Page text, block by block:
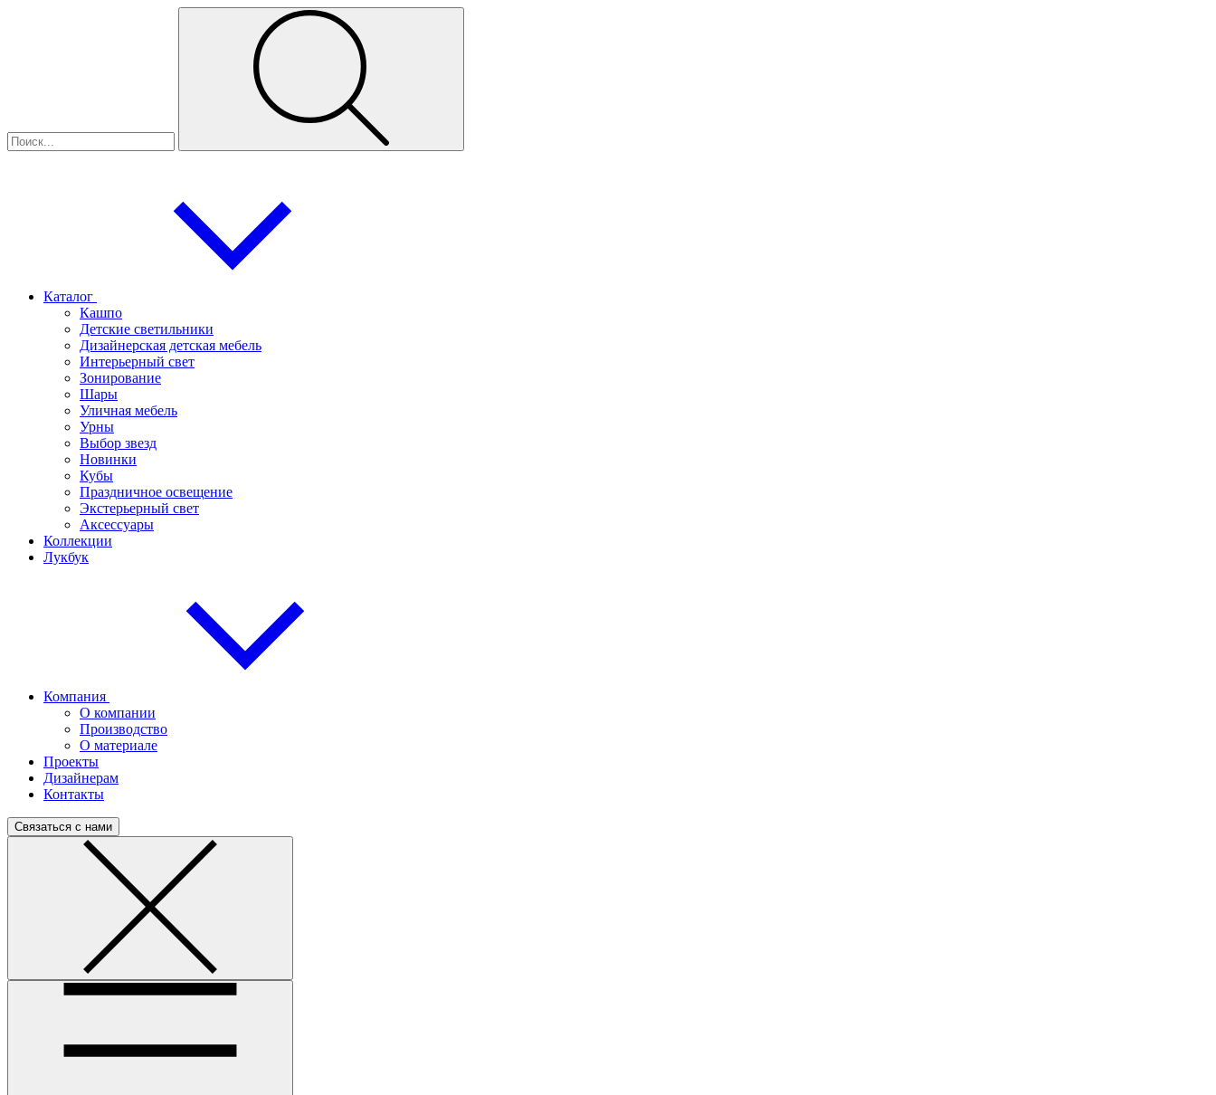
Каталог
Кашпо
Детские светильники
Дизайнерская детская мебель
Интерьерный свет
Зонирование
Шары
Уличная мебель
Урны
Выбор звезд
Новинки
Кубы
Праздничное освещение
Экстерьерный свет
Аксессуары
Коллекции
Лукбук
Компания
О компании
Производство
О материале
Проекты
Дизайнерам
Контакты
Связаться с нами